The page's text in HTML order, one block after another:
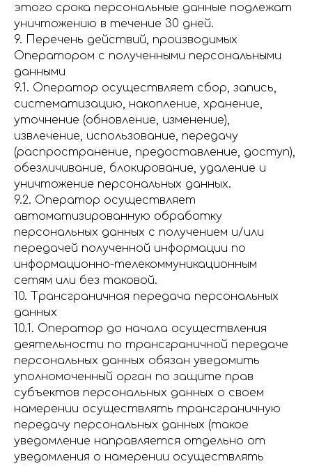
этого срока персональные данные подлежат
уничтожению в течение 30 дней.
9. Перечень действий, производимых
Оператором с полученными персональными
данными
9.1. Оператор осуществляет сбор, запись,
систематизацию, накопление, хранение,
уточнение (обновление, изменение),
извлечение, использование, передачу
(распространение, предоставление, доступ),
обезличивание, блокирование, удаление и
уничтожение персональных данных.
9.2. Оператор осуществляет
автоматизированную обработку
персональных данных с получением и/или
передачей полученной информации по
информационно-телекоммуникационным
сетям или без таковой.
10. Трансграничная передача персональных
данных
10.1. Оператор до начала осуществления
деятельности по трансграничной передаче
персональных данных обязан уведомить
уполномоченный орган по защите прав
субъектов персональных данных о своем
намерении осуществлять трансграничную
передачу персональных данных (такое
уведомление направляется отдельно от
уведомления о намерении осуществлять